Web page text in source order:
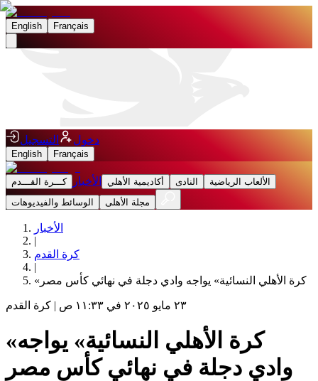
English Français
دخول التسجيل
English Français
كـــرة القـــدم الأخبار أكاديمية الأهلي النادى
الألعاب الرياضية
الوسائط والفيديوهات
مجلة الأهلى
الأخبار
|
كرة القدم
|
‎«كرة الأهلي النسائية» يواجه وادي دجلة في نهائي كأس مصر
٢٣ مايو ٢٠٢٥ في ١١:٣٣ ص | كرة القدم
‎«كرة الأهلي النسائية» يواجه
وادي دجلة في نهائي كأس مصر